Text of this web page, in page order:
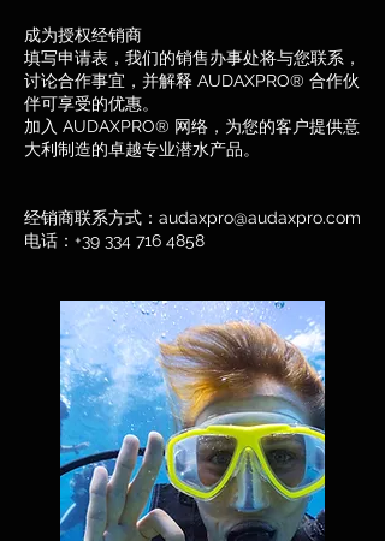
成为授权经销商
填写申请表，我们的销售办事处将与您联系，
讨论合作事宜，并解释 AUDAXPRO® 合作伙
伴可享受的优惠。
加入 AUDAXPRO® 网络，为您的客户提供意
大利制造的卓越专业潜水产品。
经销商联系方式： audaxpro@audaxpro.com
电话：+39 334 716 4858